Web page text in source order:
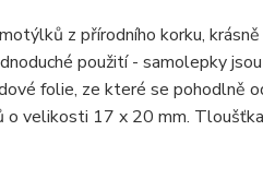
z přírodního korku,
použití - samolepky
folie, ze které se pohodlně
o velikosti 17 x 20 mm.